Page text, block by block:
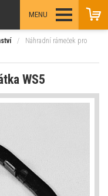
MENU
/
Náhradní rámeček pro
WS5